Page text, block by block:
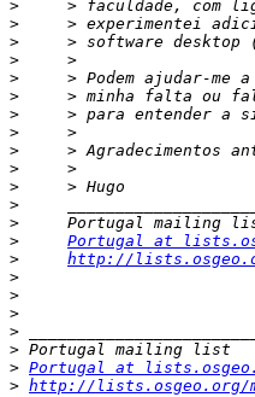
>
>
>
>
>
>
>
>
>
>
>
>
>
>
Portugal at
>
http://
>
>
>
>
>
> Portugal at
> http://lists.osgeo.org/